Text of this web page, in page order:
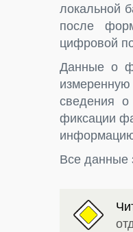
локальной
после
цифровой
Данные о
сведения
фиксации
Все данные